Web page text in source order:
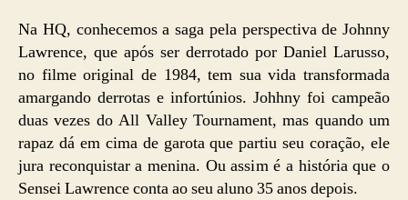
Na HQ, conhecemos a saga pela perspectiva de Johnny
Lawrence, que após ser derrotado por Daniel Larusso,
no filme original de 1984, tem sua vida transformada
amargando derrotas e infortúnios. Johhny foi campeão
duas vezes do All Valley Tournament, mas quando um
rapaz dá em cima de garota que partiu seu coração, ele
jura reconquistar a menina. Ou assim é a história que o
Sensei Lawrence conta ao seu aluno 35 anos depois.